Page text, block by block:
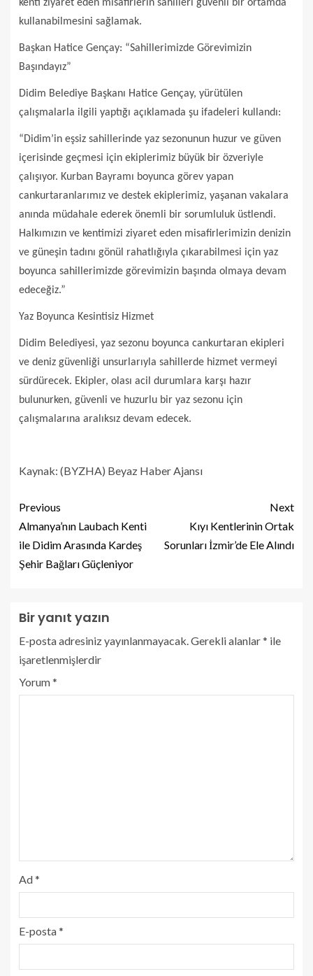
kenti ziyaret eden misafirlerin sahilleri güvenli bir ortamda
kullanabilmesini sağlamak.
Başkan Hatice Gençay: “Sahillerimizde Görevimizin
Başındayız”
Didim Belediye Başkanı Hatice Gençay, yürütülen
çalışmalarla ilgili yaptığı açıklamada şu ifadeleri kullandı:
“Didim’in eşsiz sahillerinde yaz sezonunun huzur ve güven
içerisinde geçmesi için ekiplerimiz büyük bir özveriyle
çalışıyor. Kurban Bayramı boyunca görev yapan
cankurtaranlarımız ve destek ekiplerimiz, yaşanan vakalara
anında müdahale ederek önemli bir sorumluluk üstlendi.
Halkımızın ve kentimizi ziyaret eden misafirlerimizin denizin
ve güneşin tadını gönül rahatlığıyla çıkarabilmesi için yaz
boyunca sahillerimizde görevimizin başında olmaya devam
edeceğiz.”
Yaz Boyunca Kesintisiz Hizmet
Didim Belediyesi, yaz sezonu boyunca cankurtaran ekipleri
ve deniz güvenliği unsurlarıyla sahillerde hizmet vermeyi
sürdürecek. Ekipler, olası acil durumlara karşı hazır
bulunurken, güvenli ve huzurlu bir yaz sezonu için
çalışmalarına aralıksız devam edecek.
Kaynak: (BYZHA) Beyaz Haber Ajansı
Previous
Almanya’nın Laubach Kenti
ile Didim Arasında Kardeş
Şehir Bağları Güçleniyor
Next
Kıyı Kentlerinin Ortak
Sorunları İzmir’de Ele Alındı
Bir yanıt yazın
E-posta adresiniz yayınlanmayacak.Gerekli alanlar* ile
işaretlenmişlerdir
Yorum*
Ad*
E-posta*